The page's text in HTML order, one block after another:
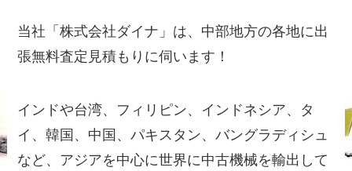
当社「株式会社ダイナ」は、中部地方の各地に出
張無料査定見積もりに伺います！
インドや台湾、フィリピン、インドネシア、タ
イ、韓国、中国、パキスタン、バングラディシュ
など、アジアを中心に世界に中古機械を輸出して